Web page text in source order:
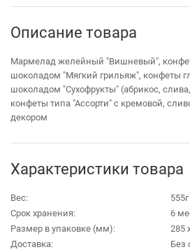
Описание товара
Мармелад желейный "Вишневый",
шоколадом "Мягкий грильяж", конфеты
шоколадом "Сухофрукты" (абрикос,
конфеты типа "Ассорти" с кремовой,
декором
Характеристики товара
Вес:
555г
Срок хранения:
6
Размер в упаковке (мм):
285
Доставка:
Без